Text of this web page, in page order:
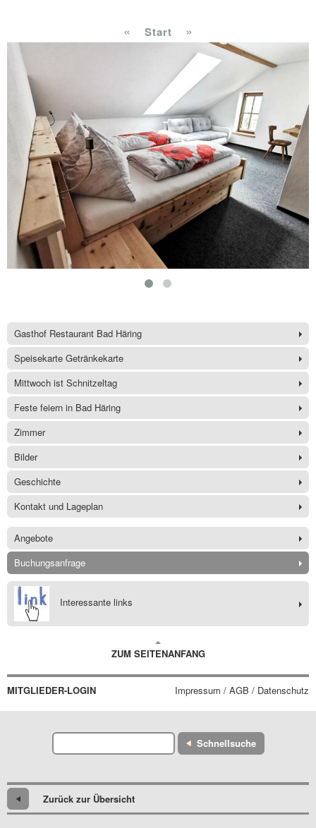
« Start »
Gasthof Restaurant Bad Häring
Speisekarte Getränkekarte
Mittwoch ist Schnitzeltag
Feste feiern in Bad Häring
Zimmer
Bilder
Geschichte
Kontakt und Lageplan
Angebote
Buchungsanfrage
Interessante links
ZUM SEITENANFANG
MITGLIEDER-LOGIN Impressum / AGB / Datenschutz
Schnellsuche
Zurück zur Übersicht